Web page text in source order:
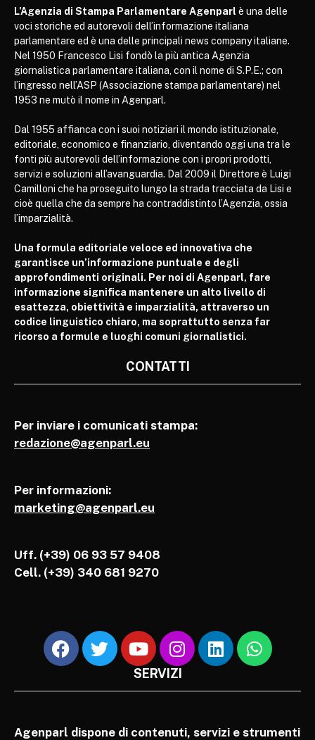
L’Agenzia di Stampa Parlamentare Agenparl è una delle
voci storiche ed autorevoli dell’informazione italiana
parlamentare ed è una delle principali news company italiane.
Nel 1950 Francesco Lisi fondò la più antica Agenzia
giornalistica parlamentare italiana, con il nome di S.P.E.; con
l’ingresso nell’ASP (Associazione stampa parlamentare) nel
1953 ne mutò il nome in Agenparl.
Dal 1955 affianca con i suoi notiziari il mondo istituzionale,
editoriale, economico e finanziario, diventando oggi una tra le
fonti più autorevoli dell’informazione con i propri prodotti,
servizi e soluzioni all’avanguardia. Dal 2009 il Direttore è Luigi
Camilloni che ha proseguito lungo la strada tracciata da Lisi e
cioè quella che da sempre ha contraddistinto l’Agenzia, ossia
l’imparzialità.
Una formula editoriale veloce ed innovativa che
garantisce un’informazione puntuale e degli
approfondimenti originali. Per noi di Agenparl, fare
informazione significa mantenere un alto livello di
esattezza, obiettività e imparzialità, attraverso un
codice linguistico chiaro, ma soprattutto senza far
ricorso a formule e luoghi comuni giornalistici.
CONTATTI
Per inviare i comunicati stampa:
redazione@agenparl.eu
Per informazioni:
marketing@agenparl.eu
Uff. (+39) 06 93 57 9408
Cell. (+39) 340 681 9270
SERVIZI
Agenparl dispone di contenuti, servizi e strumenti